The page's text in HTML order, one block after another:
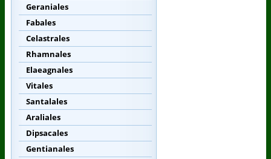
Geraniales
Fabales
Celastrales
Rhamnales
Elaeagnales
Vitales
Santalales
Araliales
Dipsacales
Gentianales